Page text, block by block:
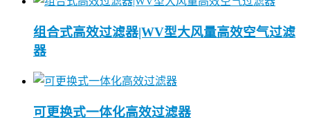
组合式高效过滤器|WV型大风量高效空气过滤
器
可更换式一体化高效过滤器